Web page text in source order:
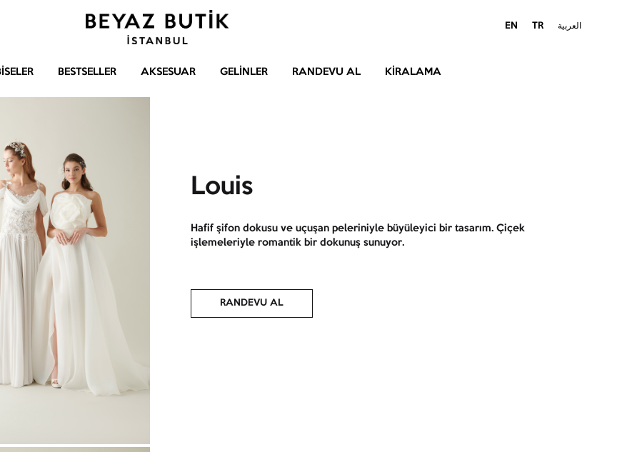
Abiye
EN TR العربية
BESTSELLER AKSESUAR GELINLER RANDEVU AL KIRALAMA
Louis
Hafif şifon dokusu ve uçuşan peleriniyle büyüleyici bir tasarım. Çiçek
işlemeleriyle romantik bir dokunuş sunuyor.
RANDEVU AL